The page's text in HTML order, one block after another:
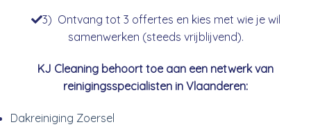
3) Ontvang tot 3 offertes en kies met wie je wil
samenwerken (steeds vrijblijvend).
KJ Cleaning behoort toe aan een netwerk van
reinigingsspecialisten in Vlaanderen:
Dakreiniging Zoersel